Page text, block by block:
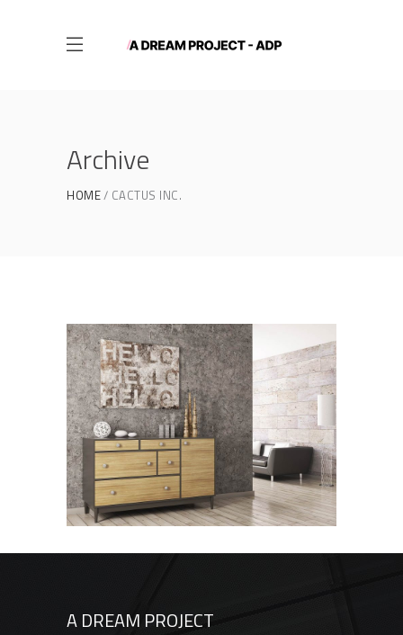
Archive
HOME CACTUS INC.
Product Design
CACTUS INC.
A DREAM PROJECT